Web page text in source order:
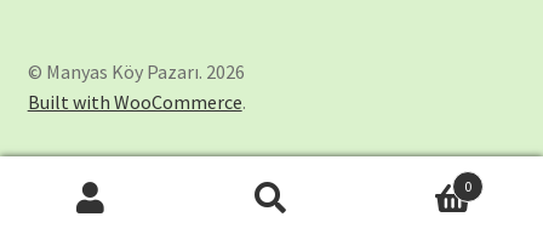
© Manyas Köy Pazarı. 2026
Built with WooCommerce.
0